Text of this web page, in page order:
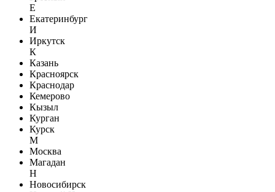
Е
Екатеринбург
И
Иркутск
К
Казань
Красноярск
Краснодар
Кемерово
Кызыл
Курган
Курск
М
Москва
Магадан
Н
Новосибирск